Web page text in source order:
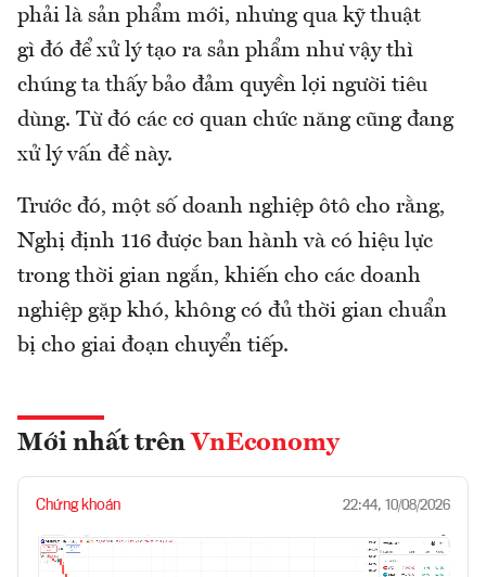
phải là sản phẩm mới, nhưng qua kỹ thuật
gì đó để xử lý tạo ra sản phẩm như vậy thì
chúng ta thấy bảo đảm quyền lợi người tiêu
dùng. Từ đó các cơ quan chức năng cũng đang
xử lý vấn đề này.
Trước đó, một số doanh nghiệp ôtô cho rằng,
Nghị định 116 được ban hành và có hiệu lực
trong thời gian ngắn, khiến cho các doanh
nghiệp gặp khó, không có đủ thời gian chuẩn
bị cho giai đoạn chuyển tiếp.
Mới nhất trên VnEconomy
Chứng khoán 22:44, 10/08/2026